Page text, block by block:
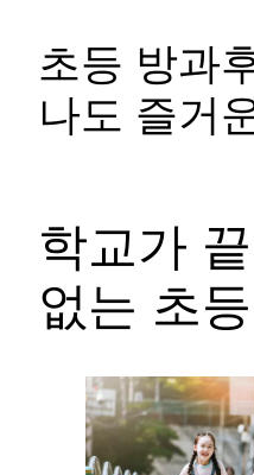
초등 방과
나도 즐거
학교가
없는 초